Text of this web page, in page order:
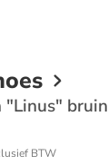
"Linus" bruin
BTW